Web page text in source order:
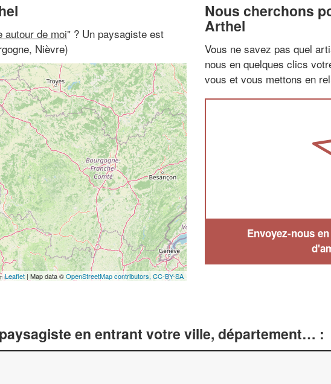
autour de moi" ? Un paysagiste est
Nièvre)
Leaflet | Map data ©OpenStreetMap contributors, CC-BY-SA
Nous cherchons
Arthel
Vous ne savez pas quel
nous en quelques clics
vous et vous mettons en
Envoyez-nous
en entrant votre ville, département… :